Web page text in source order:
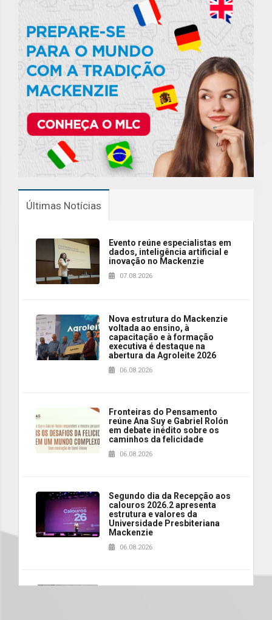
Últimas Notícias
Evento reúne especialistas em
dados, inteligência artificial e
inovação no Mackenzie
07.08.2026
Nova estrutura do Mackenzie
voltada ao ensino, à
capacitação e à formação
executiva é destaque na
abertura da Agroleite 2026
06.08.2026
Fronteiras do Pensamento
reúne Ana Suy e Gabriel Rolón
em debate inédito sobre os
caminhos da felicidade
06.08.2026
Segundo dia da Recepção aos
calouros 2026.2 apresenta
estrutura e valores da
Universidade Presbiteriana
Mackenzie
06.08.2026